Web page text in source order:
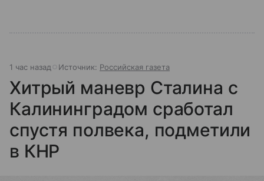
1 час назад Источник: Российская газета
Хитрый маневр Сталина с
Калининградом сработал
спустя полвека, подметили
в КНР